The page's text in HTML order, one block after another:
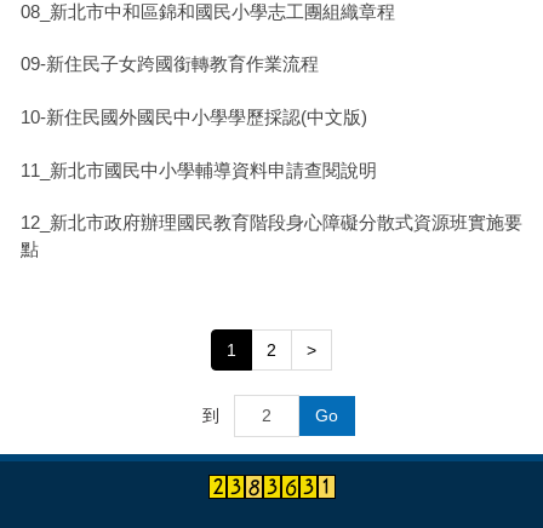
08_新北市中和區錦和國民小學志工團組織章程
09-新住民子女跨國銜轉教育作業流程
10-新住民國外國民中小學學歷採認(中文版)
11_新北市國民中小學輔導資料申請查閱說明
12_新北市政府辦理國民教育階段身心障礙分散式資源班實施要
點
1 2 >
到 Go